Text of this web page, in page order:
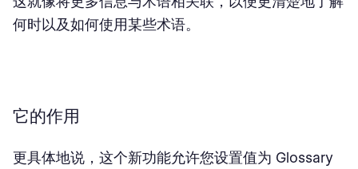
何时以及如何使用某些术语。
它的作用
更具体地说，这个新功能允许您设置值​为 Glossary